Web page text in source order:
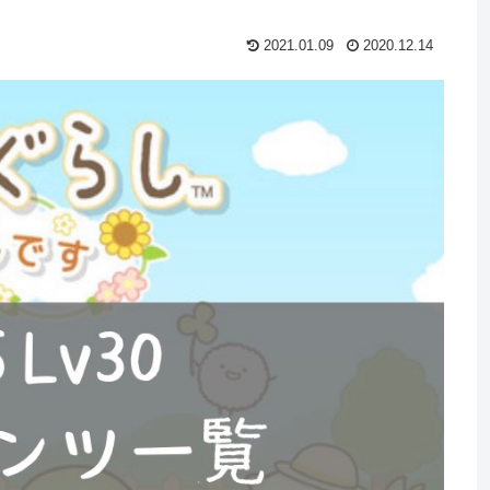
2021.01.09 2020.12.14